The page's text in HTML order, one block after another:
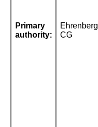
Primary
authority:
Ehrenberg
CG